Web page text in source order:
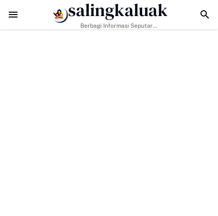
Data Sosial Jadi Kunci, Hj. Aida Dorong Nagari Aktif Pastikan Warga
salingkaluak
Berbagi Informasi Seputar